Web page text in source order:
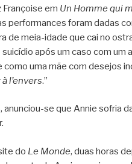
Françoise em Un Homme qui
performances foram dadas
de meia-idade que cai no
suicídio após um caso com um
como uma mãe com desejos
l’envers.”
anunciou-se que Annie sofria
do Le Monde, duas horas